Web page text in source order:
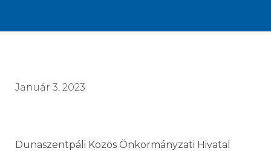
Január 3, 2023
Dunaszentpáli Közös Önkormányzati Hivatal